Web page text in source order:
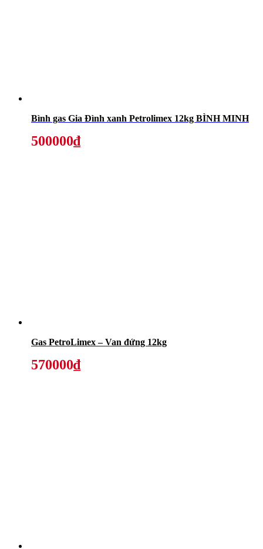
Bình gas Gia Đình xanh Petrolimex 12kg BÌNH MINH
500000₫
Gas PetroLimex – Van đứng 12kg
570000₫